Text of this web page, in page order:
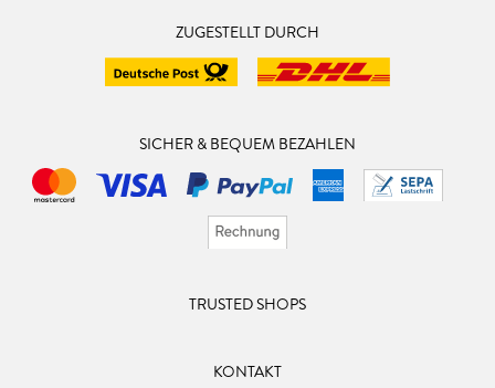
ZUGESTELLT DURCH
SICHER & BEQUEM BEZAHLEN
TRUSTED SHOPS
KONTAKT